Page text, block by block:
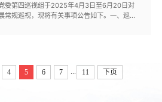
委第四巡视组于2025年4月3日至6月20日对
常规巡视，现将有关事项公告如下。一、巡视
4 5 6 7 11 下页